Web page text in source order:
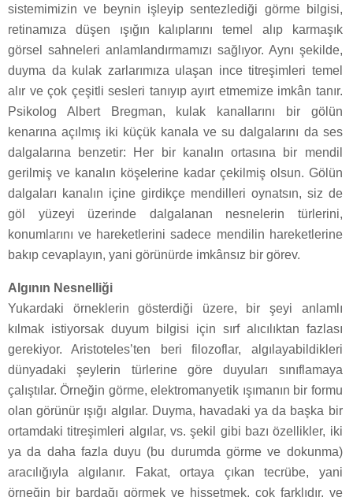
sistemimizin ve beynin işleyip sentezlediği görme bilgisi,
retinamıza düşen ışığın kalıplarını temel alıp karmaşık
görsel sahneleri anlamlandırmamızı sağlıyor. Aynı şekilde,
duyma da kulak zarlarımıza ulaşan ince titreşimleri temel
alır ve çok çeşitli sesleri tanıyıp ayırt etmemize imkân tanır.
Psikolog Albert Bregman, kulak kanallarını bir gölün
kenarına açılmış iki küçük kanala ve su dalgalarını da ses
dalgalarına benzetir: Her bir kanalın ortasına bir mendil
gerilmiş ve kanalın köşelerine kadar çekilmiş olsun. Gölün
dalgaları kanalın içine girdikçe mendilleri oynatsın, siz de
göl yüzeyi üzerinde dalgalanan nesnelerin türlerini,
konumlarını ve hareketlerini sadece mendilin hareketlerine
bakıp cevaplayın, yani görünürde imkânsız bir görev.
Algının Nesnelliği
Yukardaki örneklerin gösterdiği üzere, bir şeyi anlamlı
kılmak istiyorsak duyum bilgisi için sırf alıcılıktan fazlası
gerekiyor. Aristoteles’ten beri filozoflar, algılayabildikleri
dünyadaki şeylerin türlerine göre duyuları sınıflamaya
çalıştılar. Örneğin görme, elektromanyetik ışımanın bir formu
olan görünür ışığı algılar. Duyma, havadaki ya da başka bir
ortamdaki titreşimleri algılar, vs. şekil gibi bazı özellikler, iki
ya da daha fazla duyu (bu durumda görme ve dokunma)
aracılığıyla algılanır. Fakat, ortaya çıkan tecrübe, yani
örneğin bir bardağı görmek ve hissetmek, çok farklıdır, ve